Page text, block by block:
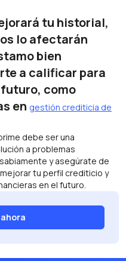
tu historial,
lo afectarán
bien
a calificar para
como
en gestión crediticia de
debe ser una
a problemas
y asegúrate de
tu perfil crediticio y
en el futuro.